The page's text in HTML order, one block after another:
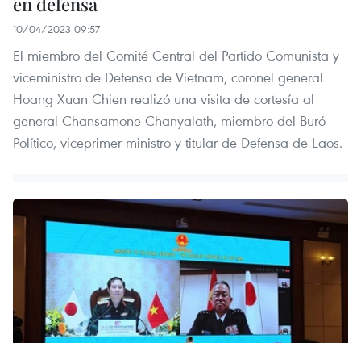
10/04/2023 09:57
El miembro del Comité Central del Partido Comunista y
viceministro de Defensa de Vietnam, coronel general
Hoang Xuan Chien realizó una visita de cortesía al
general Chansamone Chanyalath, miembro del Buró
Político, viceprimer ministro y titular de Defensa de Laos.